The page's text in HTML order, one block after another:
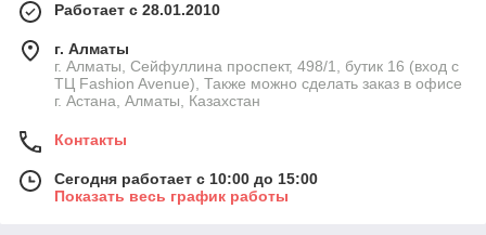
Работает с 28.01.2010
г. Алматы
г. Алматы, Сейфуллина проспект, 498/1, бутик 16 (вход с
ТЦ Fashion Avenue), Также можно сделать заказ в офисе
г. Астана, Алматы, Казахстан
Контакты
Сегодня работает с 10:00 до 15:00
Показать весь график работы